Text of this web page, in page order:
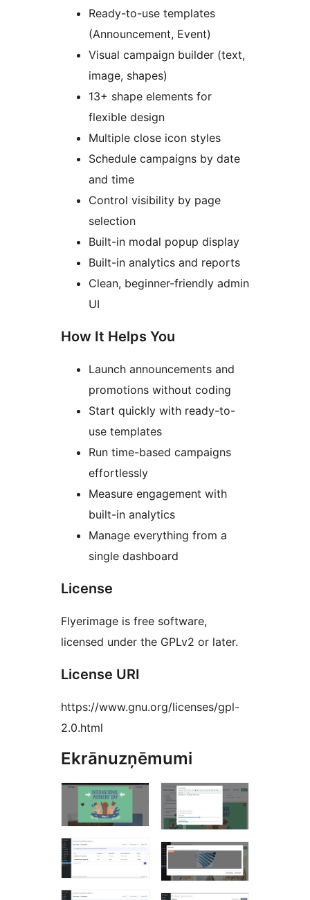
Ready-to-use templates
(Announcement, Event)
Visual campaign builder (text,
image, shapes)
13+ shape elements for
flexible design
Multiple close icon styles
Schedule campaigns by date
and time
Control visibility by page
selection
Built-in modal popup display
Built-in analytics and reports
Clean, beginner-friendly admin
UI
How It Helps You
Launch announcements and
promotions without coding
Start quickly with ready-to-
use templates
Run time-based campaigns
effortlessly
Measure engagement with
built-in analytics
Manage everything from a
single dashboard
License
Flyerimage is free software,
licensed under the GPLv2 or later.
License URI
https://www.gnu.org/licenses/gpl-
2.0.html
Ekrānuzņēmumi